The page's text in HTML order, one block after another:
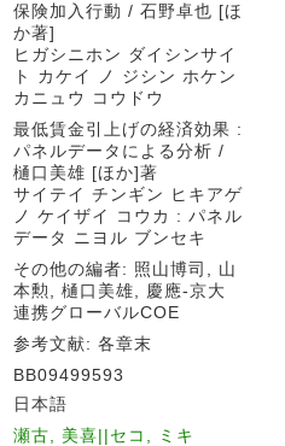
保険加入行動 / 石野卓也 [ほ
か著]
ヒガシニホン ダイシンサイ
ト カケイ ノ ジシン ホケン
カニュウ コウドウ
最低賃金引上げの経済効果 :
パネルデータによる分析 /
樋口美雄 [ほか]著
サイテイ チンギン ヒキアゲ
ノ ケイザイ コウカ : パネル
データ ニヨル ブンセキ
その他の編者: 照山博司, 山
本勲, 樋口美雄, 慶應-京大
連携グローバルCOE
参考文献: 各章末
BB09499593
日本語
瀬古, 美喜||セコ, ミキ